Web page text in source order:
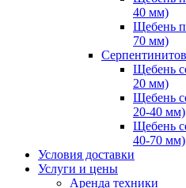
40 мм)
Щебень
70 мм)
Щебень
20 мм)
Щебень
20-40 мм)
Щебень
40-70 мм)
Условия доставки
Услуги и цены
Аренда техники